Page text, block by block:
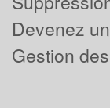
Devenez
Gestion